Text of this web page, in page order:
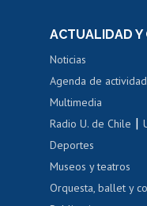
Portal de
Certificado de
Certificado de
Acoso laboral,
ACTUALIDAD Y
Noticias
Agenda de
Multimedia
Radio U. de Chile |
Deportes
Museos y teatros
Orquesta, ballet y